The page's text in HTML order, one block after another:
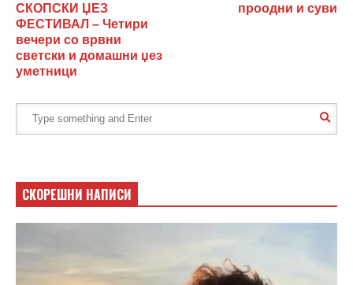
СКОПСКИ ЏЕЗ
ФЕСТИВАЛ – Четири
вечери со врвни
светски и домашни џез
уметници
проодни и суви
СКОРЕШНИ НАПИСИ